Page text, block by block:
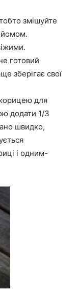
змішуйте
готовий
зберігає свої
для
додати 1/3
швидко,
і одним-